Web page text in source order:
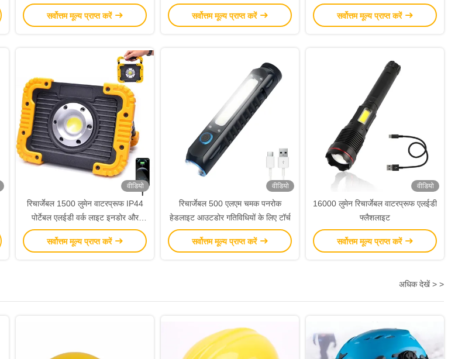
लिए आईपी 44 वाटरप्रूफ
सर्वोत्तम मूल्य प्राप्त करें
डिजाइन के साथ रोड फ्लेयर
सर्वोत्तम मूल्य प्राप्त करें
बैटरी के साथ
सर्वोत्तम मूल्य प्राप्त करें
वीडियो
रिचार्जेबल 1500 लुमेन वाटरप्रूफ IP44
पोर्टेबल एलईडी वर्क लाइट इनडोर और
आउटडोर उपयोग के लिए
सर्वोत्तम मूल्य प्राप्त करें
वीडियो
रिचार्जेबल 500 एलएम चमक पनरोक
हेडलाइट आउटडोर गतिविधियों के लिए टॉर्च
सर्वोत्तम मूल्य प्राप्त करें
वीडियो
16000 लुमेन रिचार्जेबल वाटरप्रूफ एलईडी
फ्लैशलाइट
सर्वोत्तम मूल्य प्राप्त करें
अधिक देखें > >